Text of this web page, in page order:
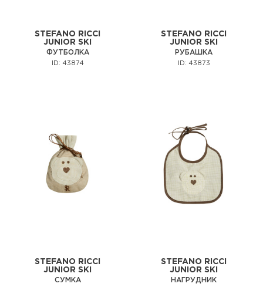
STEFANO RICCI
JUNIOR SKI
ФУТБОЛКА
ID: 43874
STEFANO RICCI
JUNIOR SKI
РУБАШКА
ID: 43873
STEFANO RICCI
JUNIOR SKI
СУМКА
STEFANO RICCI
JUNIOR SKI
НАГРУДНИК